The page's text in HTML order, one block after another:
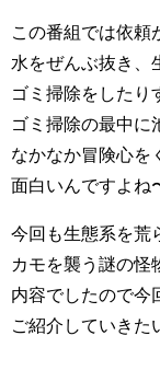
この番組では依頼
水をぜんぶ抜き、
ゴミ掃除をしたり
ゴミ掃除の最中に
なかなか冒険心を
面白いんですよね
今回も生態系を荒
カモを襲う謎の怪
内容でしたので今
ご紹介していきた